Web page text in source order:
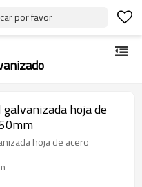
por favor
hoja de
hoja de acero